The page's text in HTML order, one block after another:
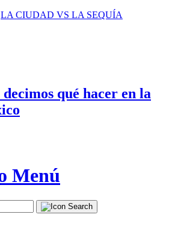
LA CIUDAD VS LA SEQUÍA